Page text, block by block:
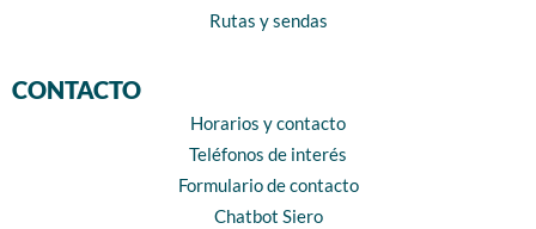
Rutas y sendas
CONTACTO
Horarios y contacto
Teléfonos de interés
Formulario de contacto
Chatbot Siero